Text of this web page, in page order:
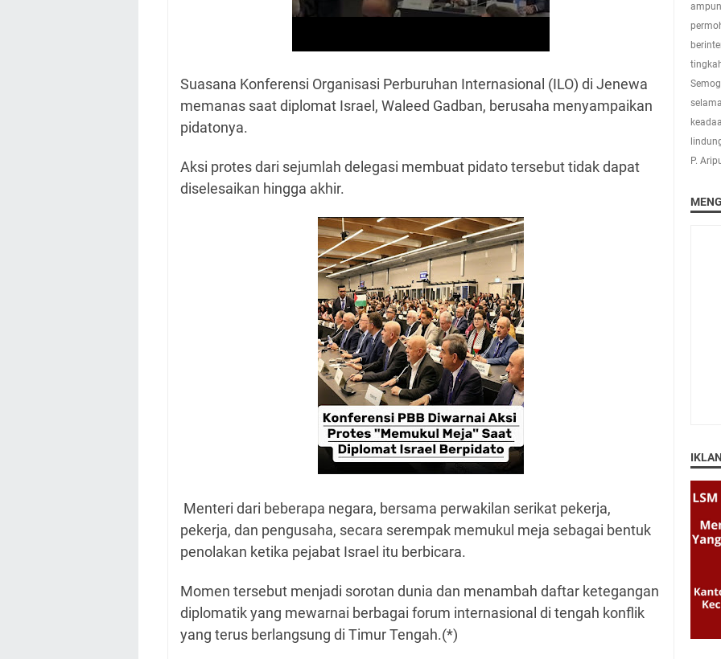
Suasana Konferensi Organisasi Perburuhan Internasional (ILO) di Jenewa
memanas saat diplomat Israel, Waleed Gadban, berusaha menyampaikan
pidatonya.
Aksi protes dari sejumlah delegasi membuat pidato tersebut tidak dapat
diselesaikan hingga akhir.
Menteri dari beberapa negara, bersama perwakilan serikat pekerja,
pekerja, dan pengusaha, secara serempak memukul meja sebagai bentuk
penolakan ketika pejabat Israel itu berbicara.
Momen tersebut menjadi sorotan dunia dan menambah daftar ketegangan
diplomatik yang mewarnai berbagai forum internasional di tengah konflik
yang terus berlangsung di Timur Tengah.(*)
P.